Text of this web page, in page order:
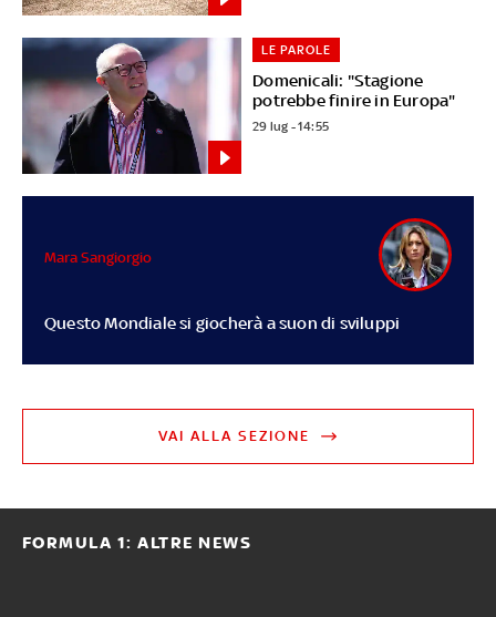
Domenicali: "Stagione
potrebbe finire in Europa"
LE PAROLE
29 lug - 14:55
Questo Mondiale si giocherà a suon di sviluppi
Mara Sangiorgio
VAI ALLA SEZIONE
FORMULA 1: ALTRE NEWS